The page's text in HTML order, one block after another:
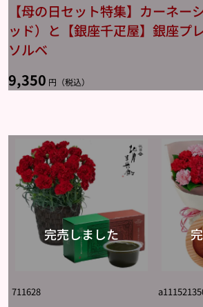
【母の日セット特集】カーネー
ッド）と【銀座千疋屋】銀座プ
ソルベ
9,350 円（税込）
711628